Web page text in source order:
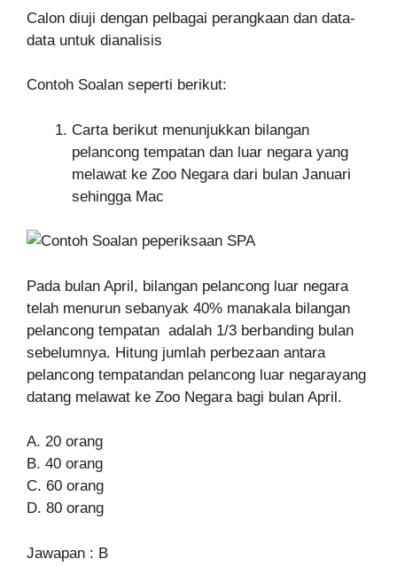
Calon diuji dengan pelbagai perangkaan dan data-
data untuk dianalisis
Contoh Soalan seperti berikut:
Carta berikut menunjukkan bilangan
pelancong tempatan dan luar negara yang
melawat ke Zoo Negara dari bulan Januari
sehingga Mac
Pada bulan April, bilangan pelancong luar negara
telah menurun sebanyak 40% manakala bilangan
pelancong tempatan adalah 1/3 berbanding bulan
sebelumnya. Hitung jumlah perbezaan antara
pelancong tempatandan pelancong luar negarayang
datang melawat ke Zoo Negara bagi bulan April.
A. 20 orang
B. 40 orang
C. 60 orang
D. 80 orang
Jawapan : B